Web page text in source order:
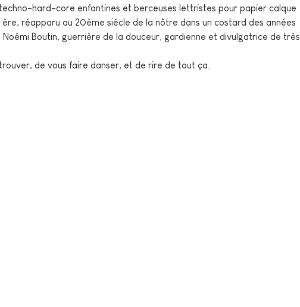
hard-core enfantines et berceuses lettristes pour papier calque
réapparu au 20ème siècle de la nôtre dans un costard des années
Boutin, guerrière de la douceur, gardienne et divulgatrice de très
de vous faire danser, et de rire de tout ça.